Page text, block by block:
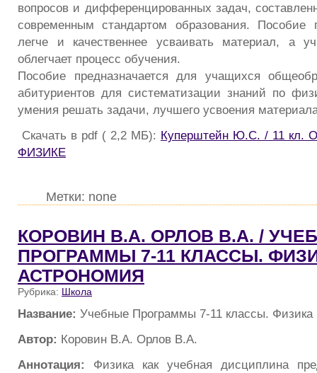
вопросов и дифференцированных задач,
современным стандартом образования. Пособие
легче и качественнее усваивать материал, а
облегчает процесс обучения.
Пособие предназначается для учащихся
абитуриентов для систематизации знаний по
умения решать задачи, лучшего усвоения
Скачать в pdf ( 2,2 МБ): Куперштейн Ю.С. / 11 кл.
ФИЗИКЕ
Метки: none
КОРОВИН В.А. ОРЛОВ В.А. /
ПРОГРАММЫ 7-11 КЛАССЫ.
АСТРОНОМИЯ
Рубрика: Школа
Название: Учебные Программы 7-11 классы. Физика
Автор: Коровин В.А. Орлов В.А.
Аннотация: Физика как учебная дисциплина